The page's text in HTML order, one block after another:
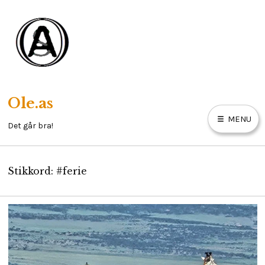
content
Ole.as
Det går bra!
MENU
HOBBY
NESODDLIV
OM MEG
E
X
P
A
N
D
Stikkord: #ferie